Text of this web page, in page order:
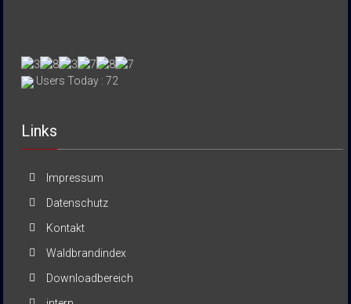
Users Today : 72
Links
Impressum
Datenschutz
Kontakt
Waldbrandindex
Downloadbereich